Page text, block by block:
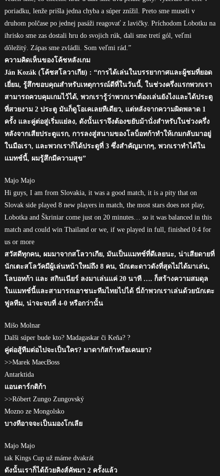
poriadku, lenže prišla jedna chyba a súper znížil. Preto sme museli v
druhom polčase po jednej pasáži reagovať z lavičky. Príchodom Lobotku na
ihrisko sme zas dostali hru do svojich rúk, dali sme tretí gól, veľmi
dôležitý. Zápas sme zvládli. Som veľmi rád.”
ความคิดเห็นของโค้ชหลังเกม
Ján Kozák (โค้ชสโลวาเกีย) : “การได้เล่นในบรรยากาศและผู้ชมที่ยอด
เยี่ยม, รู้สึกขอบคุณสำหรับเหตุการณ์ดีที่ในวันนี้, ในช่วงครึ่งแรกพวกเรา
สามารถควบคุมเกมไว้ได้, พวกเรารู้ว่าพวกเราต้องเล่นยังไงและได้ประตู
ที่สวยงาม 2 ประตู มันก็ดูโอเคเลยทีเดียว, แต่หลังจากความผิดพลาด 1
ครั้ง และคู่ต่อสู่เริ่มแย่ลง, ดังนั้นเราจึงต้องขยับม้านั่งสำหรับในช่วงครึ่ง
หลังจากเสียประตูแรก, การลงสู่สนามของโลบ็อทก้าทำให้เกมกลับมาอยู่
ในมือเรา, และพวกเราก็ได้ประตูที่ 3 ซึ่งสำคัญมากๆ, พวกเราทำได้ใน
แมทช์นี้, ผมรู้สึกมีความสุข”
Majo Majo
Hi guys, I am from Slovakia, it was a good match, it is a pity that on
Slovak side played 8 new players in match, the most stars does not play,
Lobotka and Škriniar come just on 20 minutes… so it was balanced in this
match and could win Thailand or we, if we played in full, finished 0:4 for
us or more
สวัสดีทุกคน, ผมมาจากสโลวาเกีย, มันเป็นแมทช์ที่ดีเลยนะ, น่าเสียดายที่
นักเตะสโลวัคมีผู้เล่นหน้าใหม่ถึง 8 คน, นักเตะดาวดังที่สุดไม่ได้มาเล่น,
โลบอทก้า และ สกินเนียร์ ลงมาเล่นแค่ 20 นาที …. ก็สร้างความสมดุล
ในแมทช์นี้และสามารถเอาชนะทีมไทยไปได้ นี่ถ้าพวกเราเล่นด้วยนักเตะ
ฟูลทีม, น่าจะจบที่ 4-0 หรือกว่านั้น
Mišo Molnar
Dalši súper bude kto? Madagaskar či Keňa? ?
คู่ต่อสู้ทีมต่อไปจะเป็นใคร? มาดากัสก้าหรือเคนยา?
>>Marek MaecBoss
Antarktida
แอนตาร์กติก้า
>>Róbert Zungo Zungovský
Mozno ze Mongolsko
บางทีอาจจะเป็นมองโกเลีย
Majo Majo
tak Kings Cup už máme dvakrát
ดังนั้นเราก็ได้ถ้วยคิงส์คัพมา 2 ครั้งแล้ว